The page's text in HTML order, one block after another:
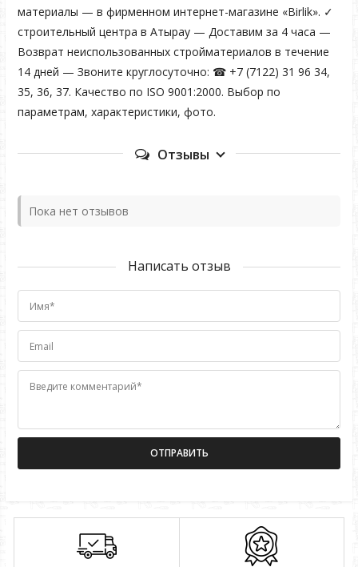
материалы — в фирменном интернет-магазине «Birlik». ✓
строительный центра в Атырау — Доставим за 4 часа —
Возврат неиспользованных стройматериалов в течение
14 дней — Звоните круглосуточно: ☎ +7 (7122) 31 96 34,
35, 36, 37. Качество по ISO 9001:2000. Выбор по
параметрам, характеристики, фото.
Отзывы
Пока нет отзывов
Написать отзыв
Имя*
Email
Введите комментарий*